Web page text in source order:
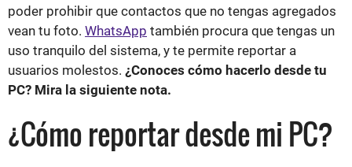
poder prohibir que contactos que no tengas agregados
vean tu foto. WhatsApp también procura que tengas un
uso tranquilo del sistema, y te permite reportar a
usuarios molestos. ¿Conoces cómo hacerlo desde tu
PC? Mira la siguiente nota.
¿Cómo reportar desde mi PC?